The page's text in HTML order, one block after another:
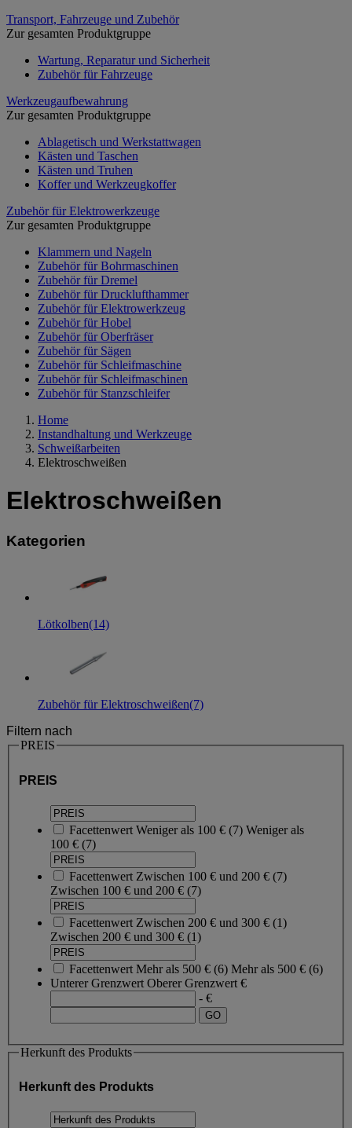
Transport, Fahrzeuge und Zubehör
Zur gesamten Produktgruppe
Wartung, Reparatur und Sicherheit
Zubehör für Fahrzeuge
Werkzeugaufbewahrung
Zur gesamten Produktgruppe
Ablagetisch und Werkstattwagen
Kästen und Taschen
Kästen und Truhen
Koffer und Werkzeugkoffer
Zubehör für Elektrowerkzeuge
Zur gesamten Produktgruppe
Klammern und Nageln
Zubehör für Bohrmaschinen
Zubehör für Dremel
Zubehör für Drucklufthammer
Zubehör für Elektrowerkzeug
Zubehör für Hobel
Zubehör für Oberfräser
Zubehör für Sägen
Zubehör für Schleifmaschine
Zubehör für Schleifmaschinen
Zubehör für Stanzschleifer
Home
Instandhaltung und Werkzeuge
Schweißarbeiten
Elektroschweißen
Elektroschweißen
Kategorien
Lötkolben(14)
Zubehör für Elektroschweißen(7)
Filtern nach
PREIS
PREIS
Facettenwert Weniger als 100 € (7) Weniger als
100 € (7)
Facettenwert Zwischen 100 € und 200 € (7)
Zwischen 100 € und 200 € (7)
Facettenwert Zwischen 200 € und 300 € (1)
Zwischen 200 € und 300 € (1)
Facettenwert Mehr als 500 € (6) Mehr als 500 € (6)
Unterer Grenzwert Oberer Grenzwert €
- €
Herkunft des Produkts
Herkunft des Produkts